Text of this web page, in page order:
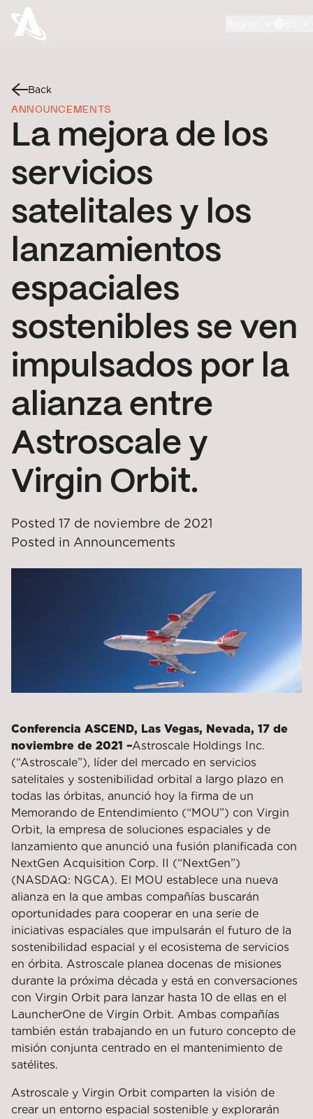
Back
ANNOUNCEMENTS
La mejora de los
servicios
satelitales y los
lanzamientos
espaciales
sostenibles se ven
impulsados por la
alianza entre
Astroscale y
Virgin Orbit.
Posted 17 de noviembre de 2021
Posted in Announcements
Conferencia ASCEND, Las Vegas, Nevada, 17 de
noviembre de 2021 –Astroscale Holdings Inc.
(“Astroscale”), líder del mercado en servicios
satelitales y sostenibilidad orbital a largo plazo en
todas las órbitas, anunció hoy la firma de un
Memorando de Entendimiento (“MOU”) con Virgin
Orbit, la empresa de soluciones espaciales y de
lanzamiento que anunció una fusión planificada con
NextGen Acquisition Corp. II (“NextGen”)
(NASDAQ: NGCA). El MOU establece una nueva
alianza en la que ambas compañías buscarán
oportunidades para cooperar en una serie de
iniciativas espaciales que impulsarán el futuro de la
sostenibilidad espacial y el ecosistema de servicios
en órbita. Astroscale planea docenas de misiones
durante la próxima década y está en conversaciones
con Virgin Orbit para lanzar hasta 10 de ellas en el
LauncherOne de Virgin Orbit. Ambas compañías
también están trabajando en un futuro concepto de
misión conjunta centrado en el mantenimiento de
satélites.
Astroscale y Virgin Orbit comparten la visión de
crear un entorno espacial sostenible y explorarán